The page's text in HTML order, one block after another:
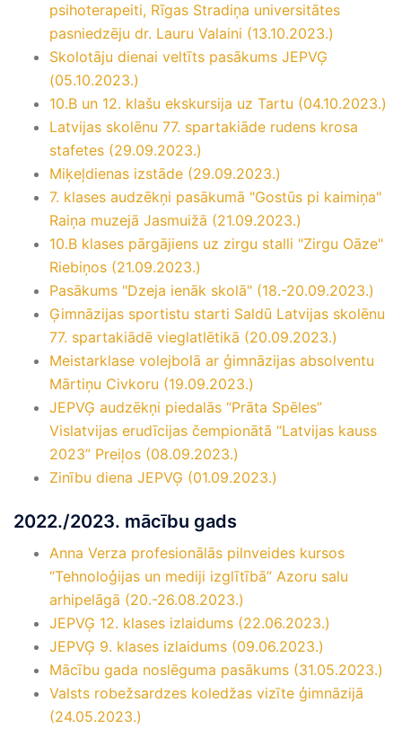
psihoterapeiti, Rīgas Stradiņa universitātes
pasniedzēju dr. Lauru Valaini (13.10.2023.)
Skolotāju dienai veltīts pasākums JEPVĢ
(05.10.2023.)
10.B un 12. klašu ekskursija uz Tartu (04.10.2023.)
Latvijas skolēnu 77. spartakiāde rudens krosa
stafetes (29.09.2023.)
Miķeļdienas izstāde (29.09.2023.)
7. klases audzēkņi pasākumā "Gostūs pi kaimiņa"
Raiņa muzejā Jasmuižā (21.09.2023.)
10.B klases pārgājiens uz zirgu stalli "Zirgu Oāze"
Riebiņos (21.09.2023.)
Pasākums "Dzeja ienāk skolā" (18.-20.09.2023.)
Ģimnāzijas sportistu starti Saldū Latvijas skolēnu
77. spartakiādē vieglatlētikā (20.09.2023.)
Meistarklase volejbolā ar ģimnāzijas absolventu
Mārtiņu Civkoru (19.09.2023.)
JEPVĢ audzēkņi piedalās “Prāta Spēles”
Vislatvijas erudīcijas čempionātā “Latvijas kauss
2023” Preiļos (08.09.2023.)
Zinību diena JEPVĢ (01.09.2023.)
2022./2023. mācību gads
Anna Verza profesionālās pilnveides kursos
“Tehnoloģijas un mediji izglītībā” Azoru salu
arhipelāgā (20.-26.08.2023.)
JEPVĢ 12. klases izlaidums (22.06.2023.)
JEPVĢ 9. klases izlaidums (09.06.2023.)
Mācību gada noslēguma pasākums (31.05.2023.)
Valsts robežsardzes koledžas vizīte ģimnāzijā
(24.05.2023.)